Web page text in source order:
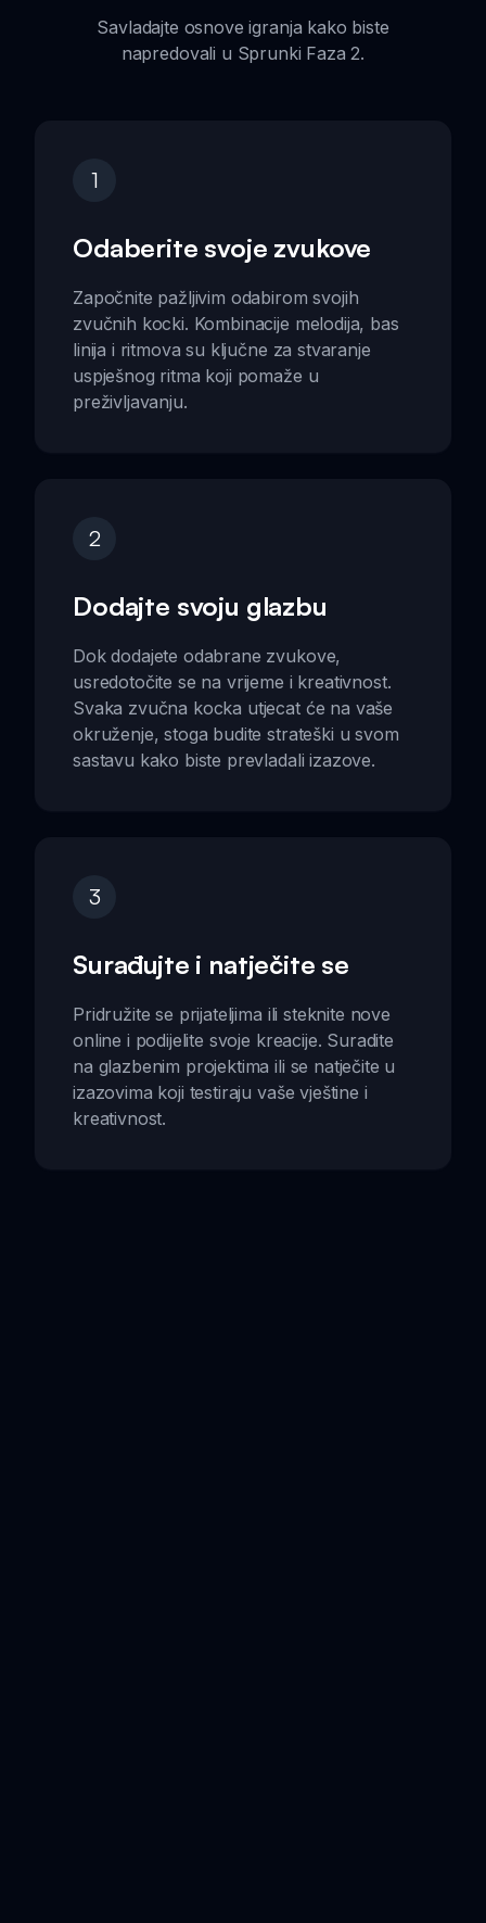
Savladajte osnove igranja kako biste
napredovali u Sprunki Faza 2.
1
Odaberite svoje zvukove
Započnite pažljivim odabirom svojih
zvučnih kocki. Kombinacije melodija, bas
linija i ritmova su ključne za stvaranje
uspješnog ritma koji pomaže u
preživljavanju.
2
Dodajte svoju glazbu
Dok dodajete odabrane zvukove,
usredotočite se na vrijeme i kreativnost.
Svaka zvučna kocka utjecat će na vaše
okruženje, stoga budite strateški u svom
sastavu kako biste prevladali izazove.
3
Surađujte i natječite se
Pridružite se prijateljima ili steknite nove
online i podijelite svoje kreacije. Suradite
na glazbenim projektima ili se natječite u
izazovima koji testiraju vaše vještine i
kreativnost.